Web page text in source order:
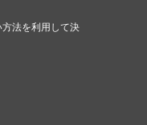
法を利用して決